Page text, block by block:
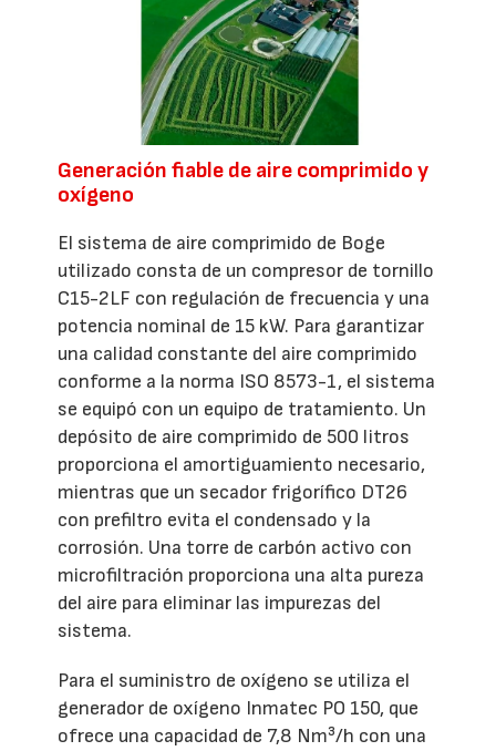
Generación fiable de aire comprimido y
oxígeno
El sistema de aire comprimido de Boge
utilizado consta de un compresor de tornillo
C15-2LF con regulación de frecuencia y una
potencia nominal de 15 kW. Para garantizar
una calidad constante del aire comprimido
conforme a la norma ISO 8573-1, el sistema
se equipó con un equipo de tratamiento. Un
depósito de aire comprimido de 500 litros
proporciona el amortiguamiento necesario,
mientras que un secador frigorífico DT26
con prefiltro evita el condensado y la
corrosión. Una torre de carbón activo con
microfiltración proporciona una alta pureza
del aire para eliminar las impurezas del
sistema.
Para el suministro de oxígeno se utiliza el
generador de oxígeno Inmatec PO 150, que
ofrece una capacidad de 7,8 Nm³/h con una